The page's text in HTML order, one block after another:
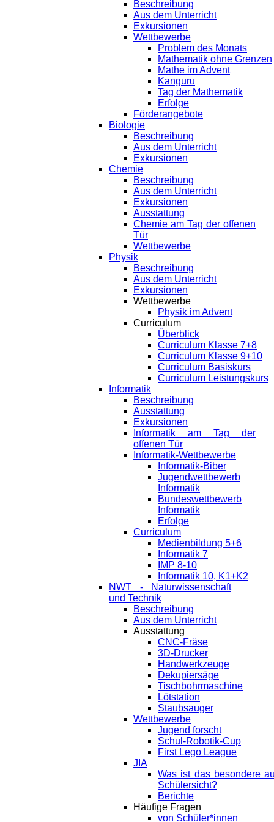
Beschreibung
Aus dem Unterricht
Exkursionen
Wettbewerbe
Problem des Monats
Mathematik ohne Grenzen
Mathe im Advent
Kanguru
Tag der Mathematik
Erfolge
Förderangebote
Biologie
Beschreibung
Aus dem Unterricht
Exkursionen
Chemie
Beschreibung
Aus dem Unterricht
Exkursionen
Ausstattung
Chemie am Tag der offenen
Tür
Wettbewerbe
Physik
Beschreibung
Aus dem Unterricht
Exkursionen
Wettbewerbe
Physik im Advent
Curriculum
Überblick
Curriculum Klasse 7+8
Curriculum Klasse 9+10
Curriculum Basiskurs
Curriculum Leistungskurs
Informatik
Beschreibung
Ausstattung
Exkursionen
Informatik am Tag der
offenen Tür
Informatik-Wettbewerbe
Informatik-Biber
Jugendwettbewerb
Informatik
Bundeswettbewerb
Informatik
Erfolge
Curriculum
Medienbildung 5+6
Informatik 7
IMP 8-10
Informatik 10, K1+K2
NWT - Naturwissenschaft
und Technik
Beschreibung
Aus dem Unterricht
Ausstattung
CNC-Fräse
3D-Drucker
Handwerkzeuge
Dekupiersäge
Tischbohrmaschine
Lötstation
Staubsauger
Wettbewerbe
Jugend forscht
Schul-Robotik-Cup
First Lego League
JIA
Was ist das besondere
Schülersicht?
Berichte
Häufige Fragen
von Schüler*innen